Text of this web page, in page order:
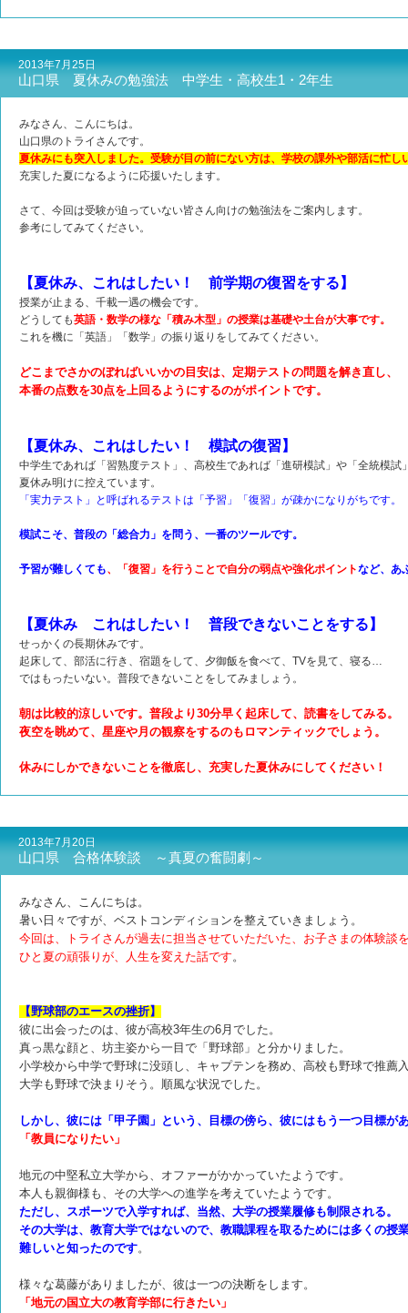
2013年7月25日
山口県 夏休みの勉強法 中学生・高校生1・2年生
みなさん、こんにちは。
山口県のトライさんです。
夏休みにも突入しました。受験が目の前にない方は、学校の課外や部活に忙し
充実した夏になるように応援いたします。
さて、今回は受験が迫っていない皆さん向けの勉強法をご案内します。
参考にしてみてください。
【夏休み、これはしたい！ 前学期の復習をする】
授業が止まる、千載一遇の機会です。
どうしても英語・数学の様な「積み木型」の授業は基礎や土台が大事です。
これを機に「英語」「数学」の振り返りをしてみてください。
どこまでさかのぼればいいかの目安は、定期テストの問題を解き直し、
本番の点数を30点を上回るよう にするのがポイントです。
【夏休み、これはしたい！ 模試の復習】
中学生であれば「習熟度テスト」、高校生であれば「進研模試」や「全統模試
夏休み明けに控えています。
「実力テスト」と呼ばれるテストは「予習」「復習」が疎かになりがちです。
模試こそ、普段の「総合力」を問う、一番のツールです。
予習が難しくても、「復習」を行うことで自分の弱点や強化ポイントなど、あ
【夏休み これはしたい！ 普段できないことをする】
せっかくの長期休みです。
起床して、部活に行き、宿題をして、夕御飯を食べて、TVを見て、寝る…
ではもったいない。普段できないことをしてみましょう。
朝は比較的涼しいです。普段より30分早く起床して、読書をしてみる。
夜空を眺めて、星座や月の観察をするのもロマンティックでしょう。
休みにしかできないことを徹底し、充実した夏休みにしてください！
2013年7月20日
山口県 合格体験談 ～真夏の奮闘劇～
みなさん、こんにちは。
暑い日々ですが、ベストコンディションを整えていきましょう。
今回は、トライさんが過去に担当させていただいた、お子さまの体験談
ひと夏の頑張りが、人生を変えた話です。
【野球部のエースの挫折】
彼に出会ったのは、彼が高校3年生の6月でした。
真っ黒な顔と、坊主姿から一目で「野球部」と分かりました。
小学校から中学で野球に没頭し、キャプテンを務め、高校も野球で推薦
大学も野球で決まりそう。順風な状況でした。
しかし、彼には「甲子園」という、目標の傍ら、彼にはもう一つ目標が
「教員になりたい」
地元の中堅私立大学から、オファーがかかっていたようです。
本人も親御様も、その大学への進学を考えていたようです。
ただし、スポーツで入学すれば、当然、大学の授業履修も制限される。
その大学は、教育大学ではないので、教職課程を取るためには多くの授
難しいと知ったのです。
様々な葛藤がありましたが、彼は一つの決断をします。
「地元の国立大の教育学部に行きたい」